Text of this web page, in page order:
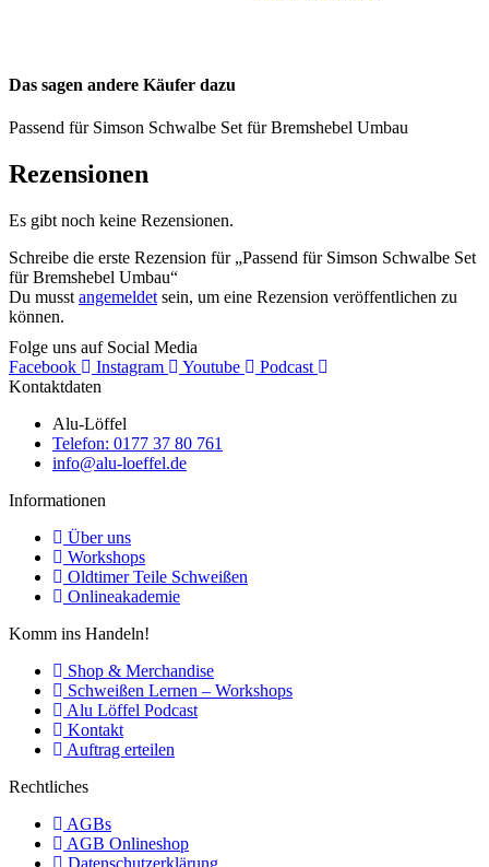
Das sagen andere Käufer dazu
Passend für Simson Schwalbe Set für Bremshebel Umbau
Rezensionen
Es gibt noch keine Rezensionen.
Schreibe die erste Rezension für „Passend für Simson Schwalbe Set
für Bremshebel Umbau“
Du musst angemeldet sein, um eine Rezension veröffentlichen zu
können.
Folge uns auf Social Media
Facebook
Instagram Youtube
Podcast
Kontaktdaten
Alu-Löffel
Telefon: 0177 37 80 761
info@alu-loeffel.de
Informationen
Über uns
Workshops
Oldtimer Teile Schweißen
Onlineakademie
Komm ins Handeln!
Shop & Merchandise
Schweißen Lernen – Workshops
Alu Löffel Podcast
Kontakt
Auftrag erteilen
Rechtliches
AGBs
AGB Onlineshop